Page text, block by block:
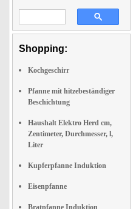
Shopping:
Kochgeschirr
Pfanne mit hitzebeständiger
Beschichtung
Haushalt Elektro Herd cm,
Zentimeter, Durchmesser, l,
Liter
Kupferpfanne Induktion
Eisenpfanne
Bratpfanne Induktion